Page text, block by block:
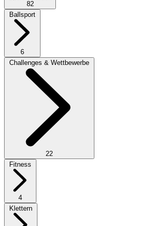
82
6
22
4